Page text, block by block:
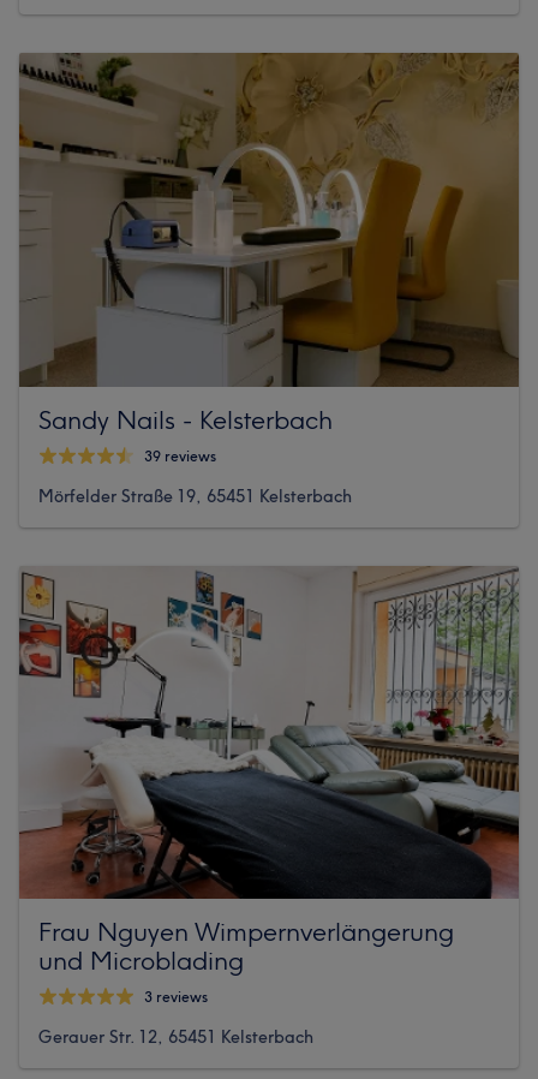
Sandy Nails - Kelsterbach
39 reviews
Mörfelder Straße 19, 65451 Kelsterbach
Frau Nguyen Wimpernverlängerung
und Microblading
3 reviews
Gerauer Str. 12, 65451 Kelsterbach